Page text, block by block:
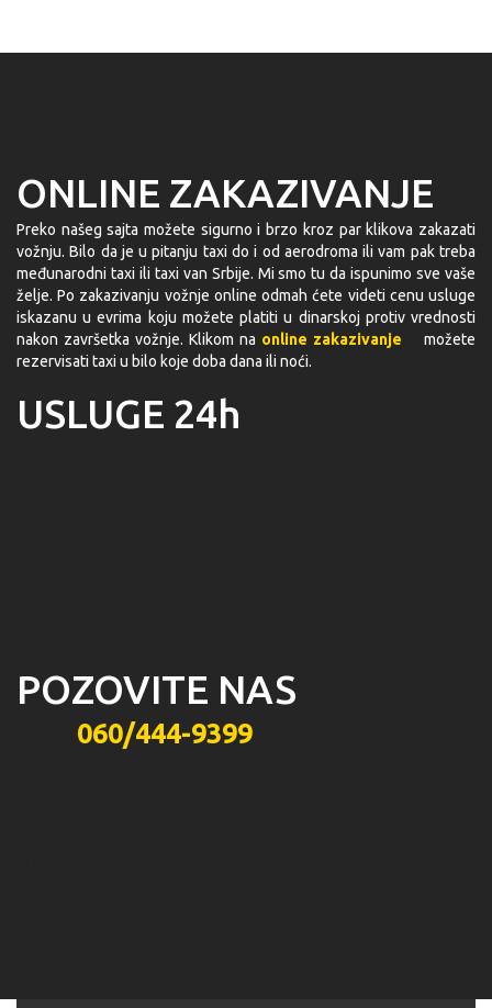
ONLINE ZAKAZIVANJE
Preko našeg sajta možete sigurno i brzo kroz par klikova zakazati
vožnju. Bilo da je u pitanju taxi do i od aerodroma ili vam pak treba
međunarodni taxi ili taxi van Srbije. Mi smo tu da ispunimo sve vaše
želje. Po zakazivanju vožnje online odmah ćete videti cenu usluge
iskazanu u evrima koju možete platiti u dinarskoj protiv vrednosti
nakon završetka vožnje. Klikom na online zakazivanje
možete
rezervisati taxi u bilo koje doba dana ili noći.
USLUGE 24h
POZOVITE NAS
060/444-9399